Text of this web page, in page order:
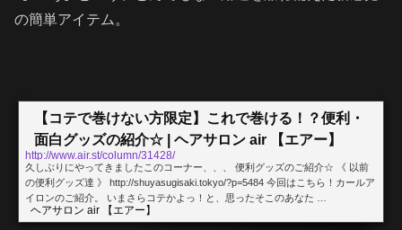
の簡単アイテム。
【コテで巻けない方限定】これで巻ける！？便利・
面白グッズの紹介☆ | ヘアサロン air 【エアー】
http://www.air.st/column/31428/
久しぶりにやってきましたこのコーナー、、、 便利グッズのご紹介☆ 《 以前
の便利グッズ達 》 http://shuyasugisaki.tokyo/?p=5484 今回はこちら！カールア
イロンのご紹介。 いまさらコテかよっ！と、思ったそこのあなた …
ヘアサロン air 【エアー】